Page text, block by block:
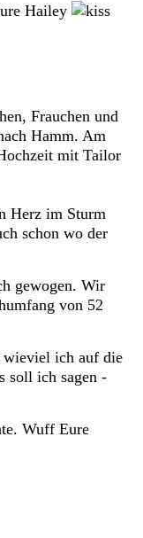
Hailey
Frauchen und
Hamm. Am
mit Tailor
Herz im Sturm
schon wo der
gewogen. Wir
von 52
wieviel ich auf die
soll ich sagen -
Wuff Eure